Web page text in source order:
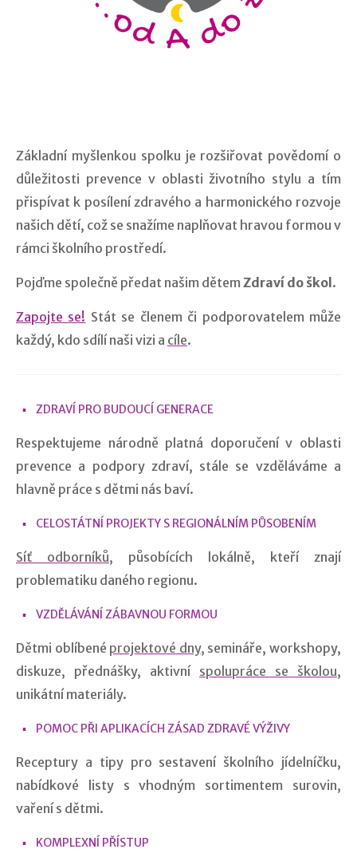
Základní myšlenkou spolku je rozšiřovat povědomí o
důležitosti prevence v oblasti životního stylu a tím
přispívat k posílení zdravého a harmonického rozvoje
našich dětí, což se snažíme naplňovat hravou formou v
rámci školního prostředí.
Pojďme společně předat našim dětem Zdraví do škol .
Zapojte se! Stát se členem či podporovatelem může
každý, kdo sdílí naši vizi a cíle.
ZDRAVÍ PRO BUDOUCÍ GENERACE
Respektujeme národně platná doporučení v oblasti
prevence a podpory zdraví, stále se vzděláváme a
hlavně práce s dětmi nás baví.
CELOSTÁTNÍ PROJEKTY S REGIONÁLNÍM PŮSOBENÍM
Síť odborníků, působících lokálně, kteří znají
problematiku daného regionu.
VZDĚLÁVÁNÍ ZÁBAVNOU FORMOU
Dětmi oblíbené projektové dny, semináře, workshopy,
diskuze, přednášky, aktivní spolupráce se školou,
unikátní materiály.
POMOC PŘI APLIKACÍCH ZÁSAD ZDRAVÉ VÝŽIVY
Receptury a tipy pro sestavení školního jídelníčku,
nabídkové listy s vhodným sortimentem surovin,
vaření s dětmi.
KOMPLEXNÍ PŘÍSTUP